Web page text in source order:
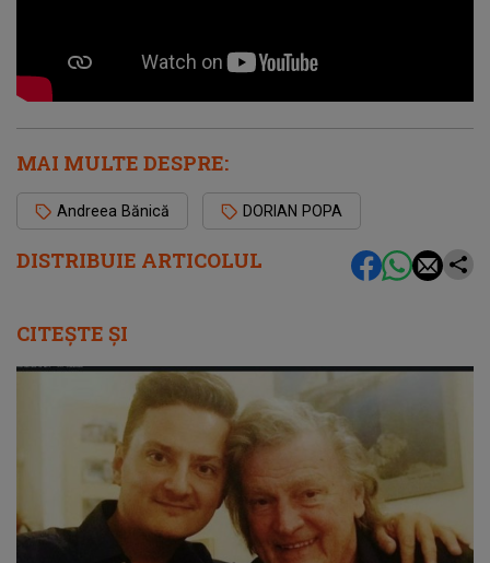
DISTRIBUIE ARTICOLUL
MAI MULTE DESPRE:
Andreea Bănică DORIAN POPA
CITEȘTE ȘI